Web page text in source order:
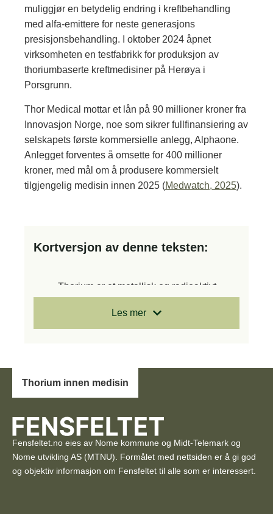
muliggjør en betydelig endring i kreftbehandling
med alfa-emittere for neste generasjons
presisjonsbehandling. I oktober 2024 åpnet
virksomheten en testfabrikk for produksjon av
thoriumbaserte kreftmedisiner på Herøya i
Porsgrunn.
Thor Medical mottar et lån på 90 millioner kroner fra
Innovasjon Norge, noe som sikrer fullfinansiering av
selskapets første kommersielle anlegg, Alphaone.
Anlegget forventes å omsette for 400 millioner
kroner, med mål om å produsere kommersielt
tilgjengelig medisin innen 2025 (Medwatch, 2025).
Kortversjon av denne teksten:
Thorium er et metallisk og radioaktivt
industrielle formål og i stadig større grad
til kreftbehandling.
noe som gjør det svært verdifullt i
radium kortdistansestråling som
ødelegger kreftceller effektivt uten å
skade friskt vev.
Metoden er miljøvennlig fordi alle
Les mer
Thorium innen medisin
Fensfeltet.no eies av Nome kommune og Midt-Telemark og
Nome utvikling AS (MTNU). Formålet med nettsiden er å gi god
og objektiv informasjon om Fensfeltet til alle som er interessert.